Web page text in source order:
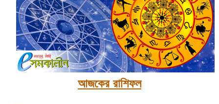
আজকের রাশিফল